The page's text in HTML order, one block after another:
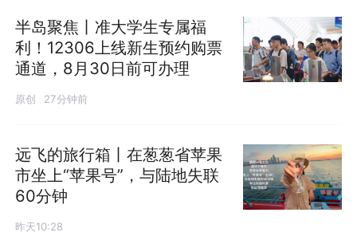
半岛聚焦丨准大学生专属福
利！12306上线新生预约购票
通道，8月30日前可办理
原创 27分钟前
远飞的旅行箱丨在葱葱省苹果
市坐上“苹果号”，与陆地失联
60分钟
昨天10:28